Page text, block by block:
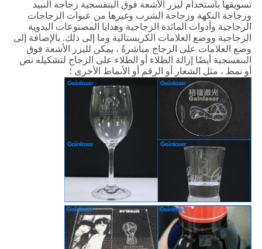
تسويقها باستخدام ليزر الأشعة فوق البنفسجية زجاجة النبيذ
وزجاجة النكهة وزجاجة الشرب وغيرها من عبوات الزجاجات
الزجاجية وأدوات المائدة الزجاجية وهدايا المصنوعات اليدوية
الزجاجية ووضع العلامات الكريستالية وما إلى ذلك. بالإضافة إلى
وضع العلامات على الزجاج مباشرةً ، يمكن لليزر الأشعة فوق
البنفسجية أيضًا إزالة الطلاء أو الطلاء على الزجاج لتشكيله نص
أو نمط ، مثل الشعار أو الرقم أو الأنماط الأخرى ؛